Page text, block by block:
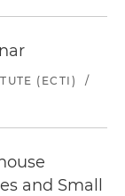
(ECTI)
/
and Small